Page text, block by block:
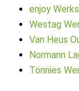
enjoy
Westag
Van Heus
Normann
Tönnies